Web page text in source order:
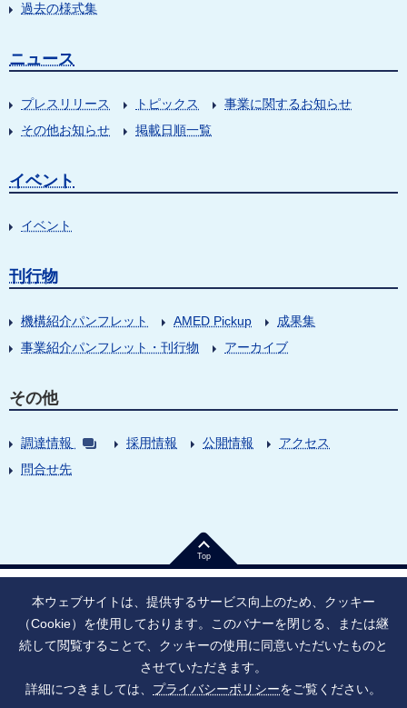
過去の様式集
ニュース
プレスリリース トピックス
事業に関するお知らせ
その他お知らせ
掲載日順一覧
イベント
イベント
刊行物
機構紹介パンフレット AMED Pickup
成果集
事業紹介パンフレット・刊行物
アーカイブ
その他
調達情報 採用情報 公開情報
アクセス
問合せ先
Top
法人番号：9010005023796 東京都千代田区大手町1丁目7番1号
寄附のお願い
ご利用上の注意
ソーシャル・ネットワーキング・サービス運用ポリシー
本ウェブサイトは、提供するサービス向上のため、クッキー
（Cookie）を使用しております。このバナーを閉じる、または継
続して閲覧することで、クッキーの使用に同意いただいたものと
させていただきます。
詳細につきましては、 プライバシーポリシーをご覧ください。